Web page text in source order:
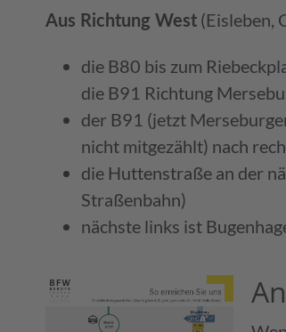
Aus Richtung West (Eisleben,
die B80 bis zum
die B91 Richtung
der B91 (jetzt
nicht mitgezählt) nach
die Huttenstraße an der
Straßenbahn)
nächste links ist